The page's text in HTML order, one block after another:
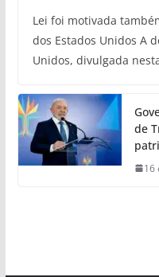
Lei foi motivada
dos Estados Unidos A
Unidos, divulgada
de
16